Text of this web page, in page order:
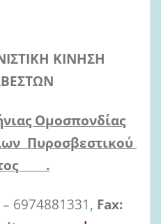
ΚΙΝΗΣΗ
Ομοσπονδίας
Πυροσβεστικού
.
6974881331, Fax: